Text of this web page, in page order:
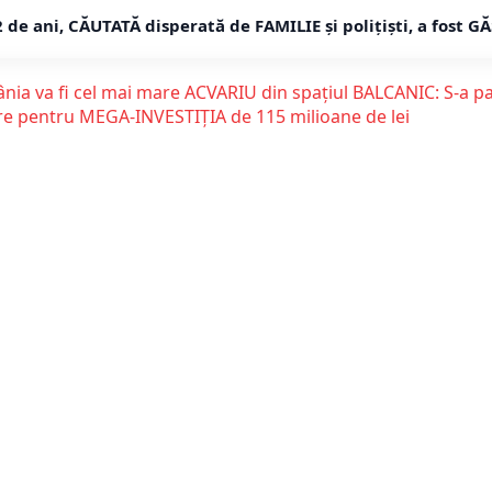
de ani, CĂUTATĂ disperată de FAMILIE și polițiști, a fost